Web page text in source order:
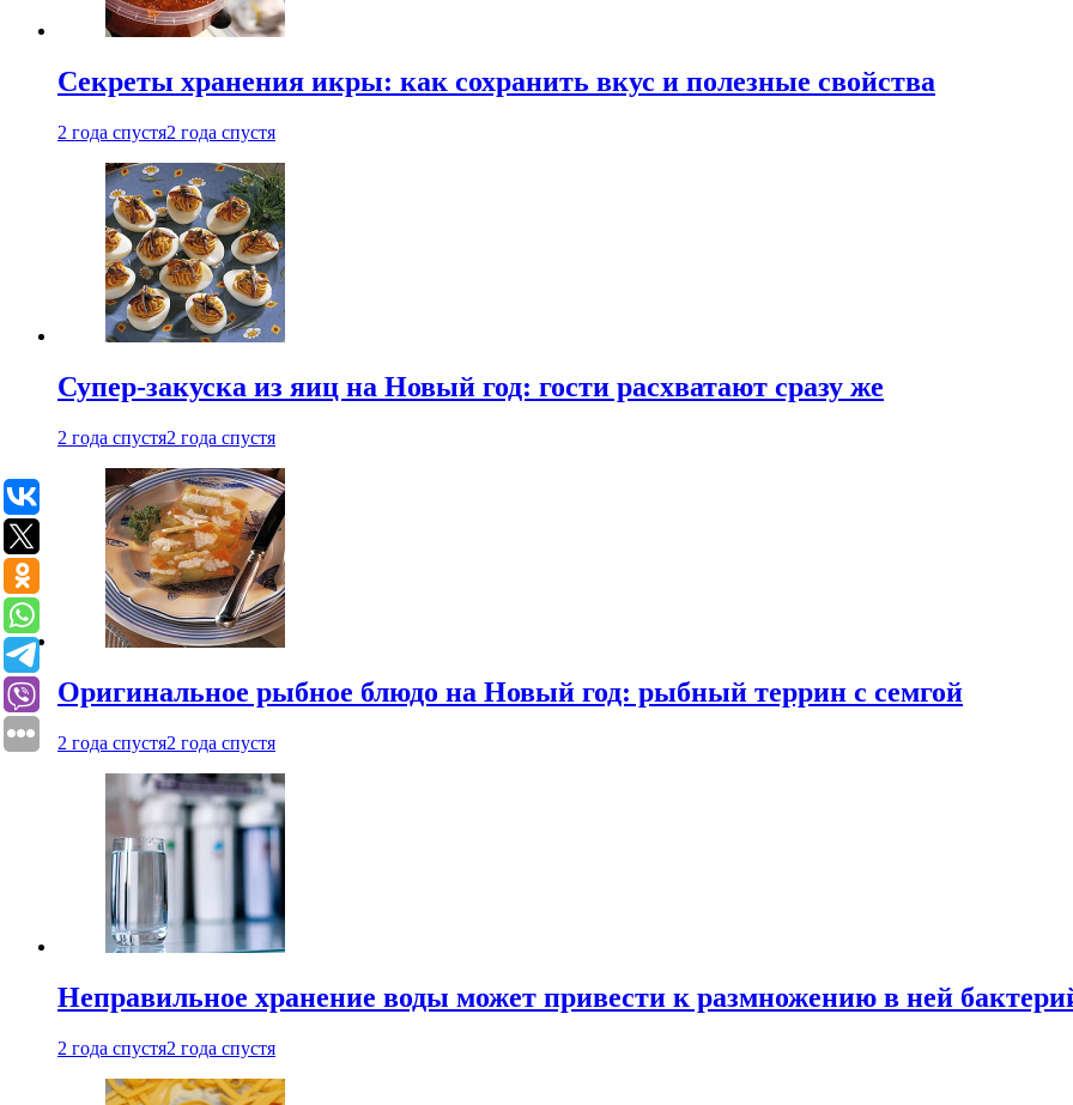
Секреты хранения икры: как сохранить вкус и полезные свойства
2 года спустя2 года спустя
Супер-закуска из яиц на Новый год: гости расхватают сразу же
2 года спустя2 года спустя
Оригинальное рыбное блюдо на Новый год: рыбный террин с семгой
2 года спустя2 года спустя
Неправильное хранение воды может привести к размножению в ней
2 года спустя2 года спустя